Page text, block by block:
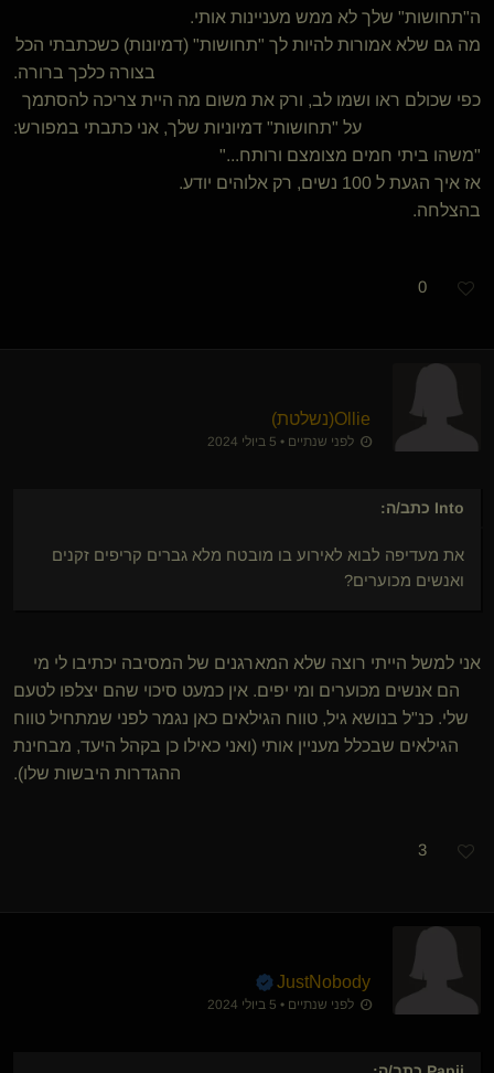
ה"תחושות" שלך לא ממש מעניינות אותי.
מה גם שלא אמורות להיות לך "תחושות" (דמיונות) כשכתבתי הכל
בצורה כלכך ברורה.
כפי שכולם ראו ושמו לב, ורק את משום מה היית צריכה להסתמך
על "תחושות" דמיוניות שלך, אני כתבתי במפורש:
"משהו ביתי חמים מצומצם ורותח..."
אז איך הגעת ל 100 נשים, רק אלוהים יודע.
בהצלחה.
0
Ollie​(נשלטת)
לפני שנתיים • 5 ביולי 2024
Into כתב/ה:
את מעדיפה לבוא לאירוע בו מובטח מלא גברים קריפים זקנים
ואנשים מכוערים?
אני למשל הייתי רוצה שלא המארגנים של המסיבה יכתיבו לי מי
הם אנשים מכוערים ומי יפים. אין כמעט סיכוי שהם יצלפו לטעם
שלי. כנ"ל בנושא גיל, טווח הגילאים כאן נגמר לפני שמתחיל טווח
הגילאים שבכלל מעניין אותי (ואני כאילו כן בקהל היעד, מבחינת
ההגדרות היבשות שלו).
3
JustNobody
לפני שנתיים • 5 ביולי 2024